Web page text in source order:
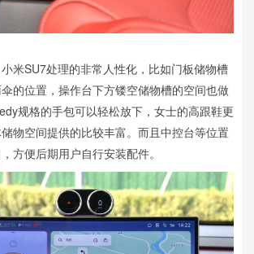
米SU7处理的非常人性化，比如门板储物槽
的位置，操作台下方镂空储物槽的空间也做
规格的手包可以轻松放下，女士的高跟鞋更
物空间提供的比较丰富。而且中控台等位置
方便后期用户自行安装配件。